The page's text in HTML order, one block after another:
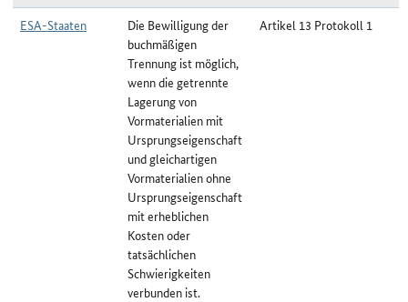
ESA-Staaten
Die Bewilligung der
buchmäßigen
Trennung ist möglich,
wenn die getrennte
Lagerung von
Vormaterialien mit
Ursprungseigenschaft
und gleichartigen
Vormaterialien ohne
Ursprungseigenschaft
mit erheblichen
Kosten oder
tatsächlichen
Schwierigkeiten
verbunden ist.
Artikel 13 Protokoll 1